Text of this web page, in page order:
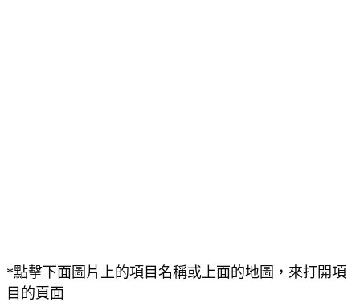
*點擊下面圖片上的項目名稱或上面的地圖，來打開項
目的頁面